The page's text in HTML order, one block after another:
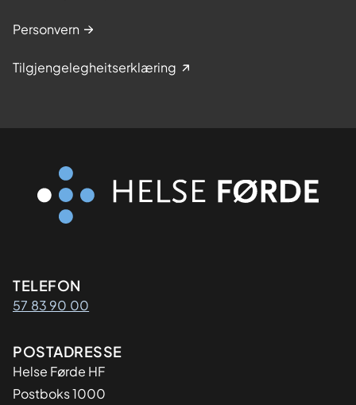
Personvern
Tilgjengelegheitserklæring
Kontaktinformasjon
TELEFON
57 83 90 00
Adresse
POSTADRESSE
Helse Førde HF
Postboks 1000